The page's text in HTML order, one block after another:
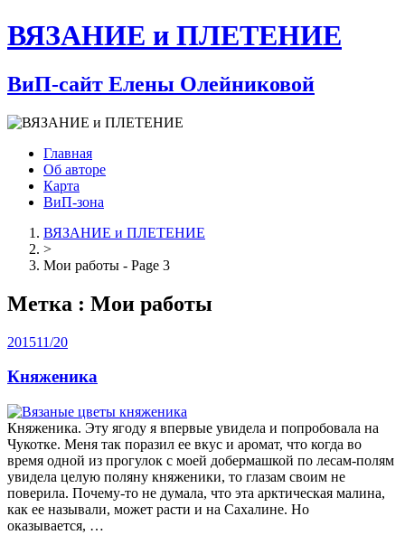
ВЯЗАНИЕ и ПЛЕТЕНИЕ
ВиП-сайт Елены Олейниковой
Главная
Об авторе
Карта
ВиП-зона
ВЯЗАНИЕ и ПЛЕТЕНИЕ
>
Мои работы - Page 3
Метка : Мои работы
201511/20
Княженика
Княженика. Эту ягоду я впервые увидела и попробовала на
Чукотке. Меня так поразил ее вкус и аромат, что когда во
время одной из прогулок с моей добермашкой по лесам-полям
увидела целую поляну княженики, то глазам своим не
поверила. Почему-то не думала, что эта арктическая малина,
как ее называли, может расти и на Сахалине. Но
оказывается, …